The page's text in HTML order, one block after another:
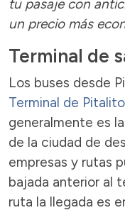
tu pasaje con
un precio más
Terminal de
Los buses desde
Terminal de Pitalito
generalmente es
de la ciudad de
empresas y rutas
bajada anterior al
ruta la llegada es